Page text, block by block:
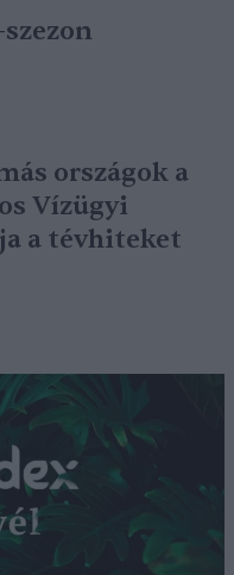
országok a
Vízügyi
a tévhiteket